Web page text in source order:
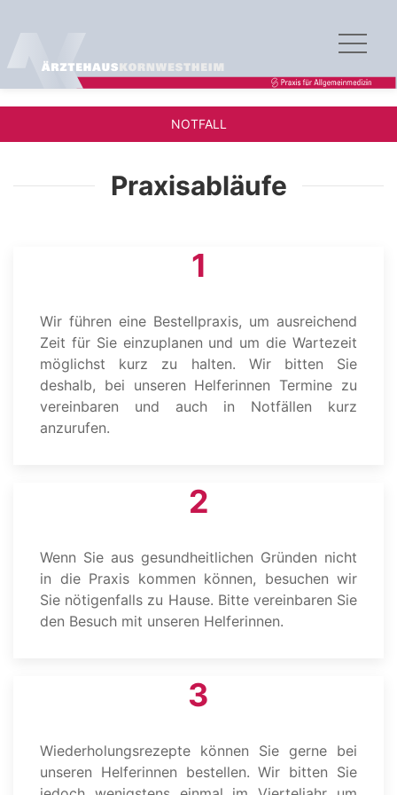
NOTFALL
Praxisabläufe
1
Wir führen eine Bestellpraxis, um ausreichend
Zeit für Sie einzuplanen und um die Wartezeit
möglichst kurz zu halten. Wir bitten Sie
deshalb, bei unseren Helferinnen Termine zu
vereinbaren und auch in Notfällen kurz
anzurufen.
2
Wenn Sie aus gesundheitlichen Gründen nicht
in die Praxis kommen können, besuchen wir
Sie nötigenfalls zu Hause. Bitte vereinbaren Sie
den Besuch mit unseren Helferinnen.
3
Wiederholungsrezepte können Sie gerne bei
unseren Helferinnen bestellen. Wir bitten Sie